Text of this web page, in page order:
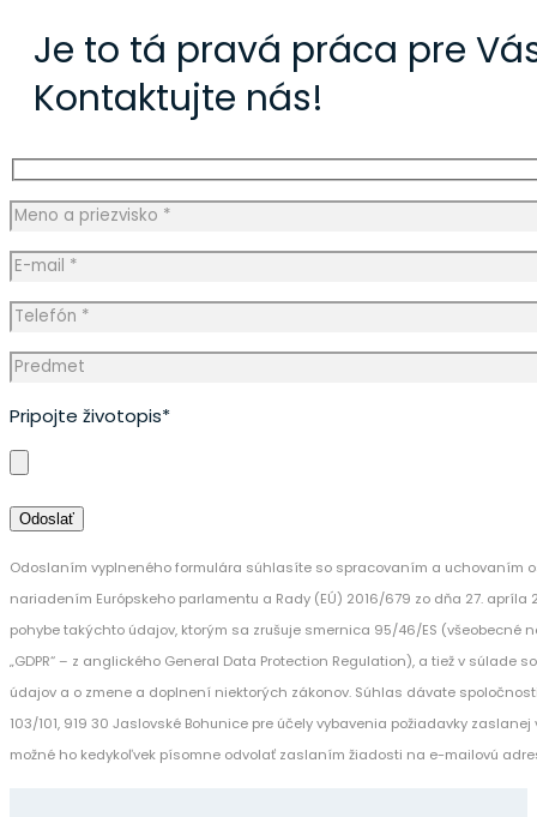
Je to tá pravá práca pre
Kontaktujte nás!
Pripojte životopis*
Odoslaním vyplneného formulára súhlasíte so spracovaním a uchovaním
nariadením Európskeho parlamentu a Rady (EÚ) 2016/679 zo dňa 27.
pohybe takýchto údajov, ktorým sa zrušuje smernica 95/46/ES
„GDPR“ – z anglického General Data Protection Regulation), a tiež v súlade
údajov a o zmene a doplnení niektorých zákonov. Súhlas dávate spoločnosti
103/101, 919 30 Jaslovské Bohunice pre účely vybavenia požiadavky
možné ho kedykoľvek písomne odvolať zaslaním žiadosti na e-mailovú